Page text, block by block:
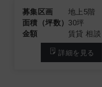
募集区画
地上5階
面積（坪数） 30坪
金額
賃貸 相談
詳細を見る